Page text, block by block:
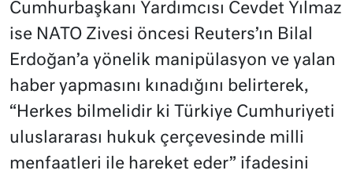
Cumhurbaşkanı Yardımcısı Cevdet Yılmaz
ise NATO Zivesi öncesi Reuters’ın Bilal
Erdoğan’a yönelik manipülasyon ve yalan
haber yapmasını kınadığını belirterek,
“Herkes bilmelidir ki Türkiye Cumhuriyeti
uluslararası hukuk çerçevesinde milli
menfaatleri ile hareket eder” ifadesini